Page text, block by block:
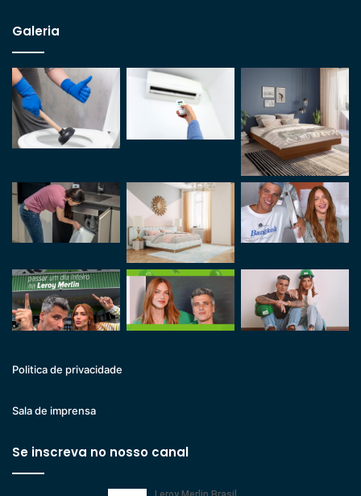
Galeria
Politica de privacidade
Sala de imprensa
Se inscreva no nosso canal